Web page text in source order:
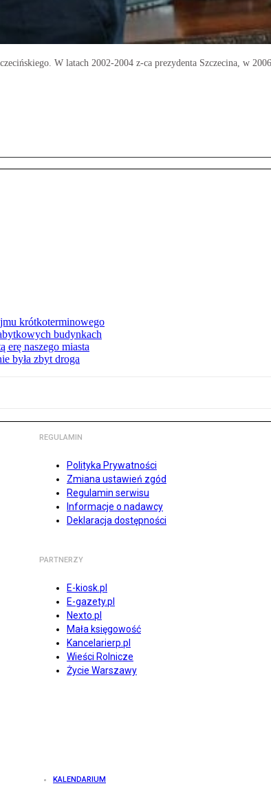
W latach 2002-2004 z-ca prezydenta Szczecina, w
krótkoterminowego
budynkach
erę naszego miasta
była zbyt droga
REGULAMIN
Polityka Prywatności
Zmiana ustawień zgód
Regulamin serwisu
Informacje o nadawcy
Deklaracja dostępności
PARTNERZY
E-kiosk.pl
E-gazety.pl
Nexto.pl
Mała księgowość
Kancelarierp.pl
Wieści Rolnicze
Życie Warszawy
KALENDARIUM